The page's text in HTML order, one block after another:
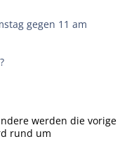
gegen 11 am
werden die vorige
rund um